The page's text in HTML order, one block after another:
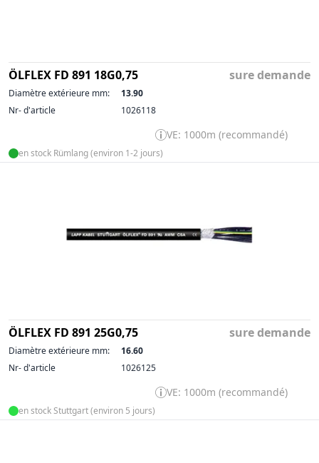
ÖLFLEX FD 891 18G0,75 sure demande
Diamètre extérieure mm:
13.90
Nr- d'article
1026118
VE: 1000m (recommandé)
en stock Rümlang (environ 1-2 jours)
ÖLFLEX FD 891 25G0,75 sure demande
Diamètre extérieure mm:
16.60
Nr- d'article
1026125
VE: 1000m (recommandé)
en stock Stuttgart (environ 5 jours)